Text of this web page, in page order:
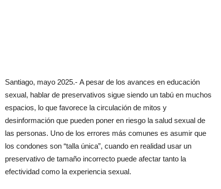
Santiago, mayo 2025.- A pesar de los avances en educación
sexual, hablar de preservativos sigue siendo un tabú en muchos
espacios, lo que favorece la circulación de mitos y
desinformación que pueden poner en riesgo la salud sexual de
las personas. Uno de los errores más comunes es asumir que
los condones son “talla única”, cuando en realidad usar un
preservativo de tamaño incorrecto puede afectar tanto la
efectividad como la experiencia sexual.